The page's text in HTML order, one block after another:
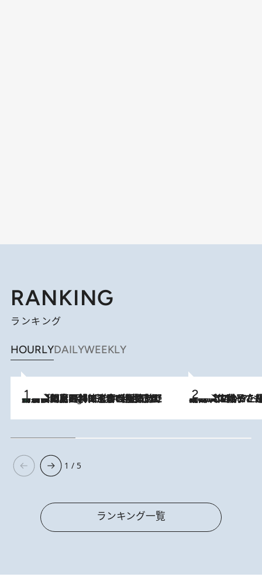
RANKING
ランキング
HOURLYDAILYWEEKLY
9 Hours Ago
「最後に見られてよかった」上野動物園の東園パンダ舎が解体前に特別公開。8月16日まで延長されたパネル展と共に辿る“半世紀”のパンダ飼育《解体工事の図面あり》 2026.8.5
【阿川佐和子さんの年とる力】なぜ70代で始めた趣味は“こんなに楽しい”のか？ ピアノ、俳句…スランプに陥っても続けられる“ある秘訣”とは
1 / 5
ランキング一覧